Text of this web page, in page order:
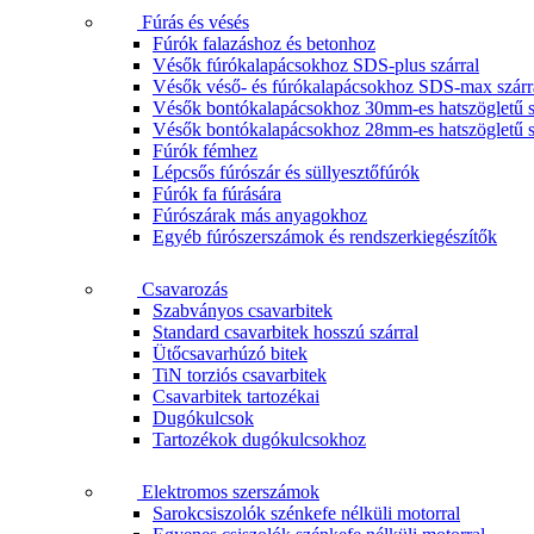
Fúrás és vésés
Fúrók falazáshoz és betonhoz
Vésők fúrókalapácsokhoz SDS-plus szárral
Vésők véső- és fúrókalapácsokhoz SDS-max
Vésők bontókalapácsokhoz 30mm-es hatszögletű
Vésők bontókalapácsokhoz 28mm-es hatszögletű
Fúrók fémhez
Lépcsős fúrószár és süllyesztőfúrók
Fúrók fa fúrására
Fúrószárak más anyagokhoz
Egyéb fúrószerszámok és rendszerkiegészítők
Csavarozás
Szabványos csavarbitek
Standard csavarbitek hosszú szárral
Ütőcsavarhúzó bitek
TiN torziós csavarbitek
Csavarbitek tartozékai
Dugókulcsok
Tartozékok dugókulcsokhoz
Elektromos szerszámok
Sarokcsiszolók szénkefe nélküli motorral